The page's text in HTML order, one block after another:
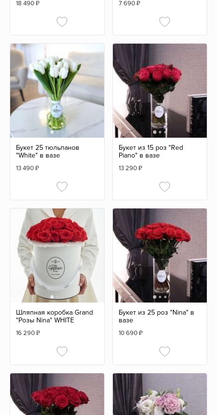
18 490₽ 7 690₽
Букет 25 тюльпанов
"White" в вазе
13 490₽
Букет из 15 роз "Red
Piano" в вазе
13 290₽
Шляпная коробка Grand
"Розы Nina" WHITE
16 290₽
Букет из 25 роз "Nina" в
вазе
10 690₽